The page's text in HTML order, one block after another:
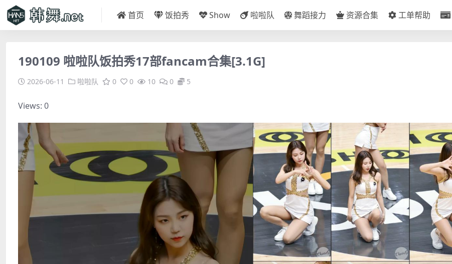
首页 饭拍秀 Show 啦啦队 舞蹈接力 资源合集 工单帮助
190109 啦啦队饭拍秀17部fancam合集[3.1G]
2026-06-11 啦啦队 0 0 10 0 5
Views: 0